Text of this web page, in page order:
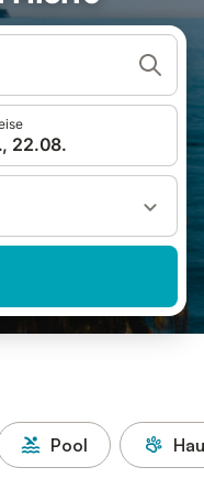
22.08.
Pool